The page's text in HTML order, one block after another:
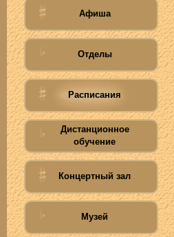
Афиша
Отделы
Расписания
Дистанционное
обучение
Концертный зал
Музей